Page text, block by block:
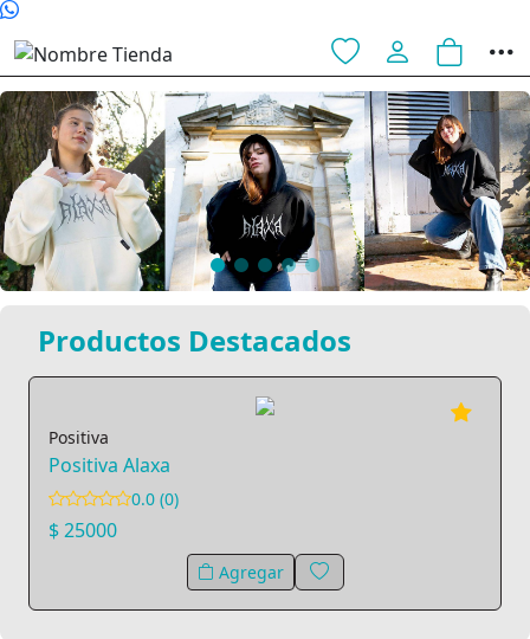
Productos Destacados
Positiva
Positiva Alaxa
0.0 (0)
$ 25000
Agregar